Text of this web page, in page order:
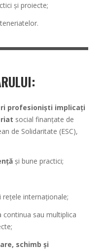
și proiecte;
profesioniști implicați
social finanțate de
de Solidaritate (ESC),
și bune practici;
rețele internaționale;
sau multiplica
schimb și